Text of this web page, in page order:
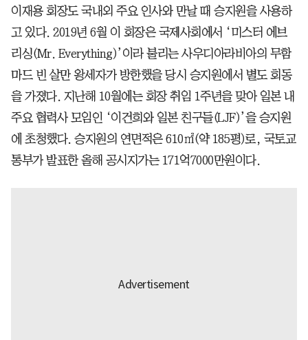
이재용 회장도 국내외 주요 인사와 만날 때 승지원을 사용하
고 있다. 2019년 6월 이 회장은 국제사회에서 ‘미스터 에브
리싱(Mr. Everything)’이라 불리는 사우디아라비아의 무함
마드 빈 살만 왕세자가 방한했을 당시 승지원에서 별도 회동
을 가졌다. 지난해 10월에는 회장 취임 1주년을 맞아 일본 내
주요 협력사 모임인 ‘이건희와 일본 친구들(LJF)’을 승지원
에 초청했다. 승지원의 연면적은 610㎡(약 185평)로, 국토교
통부가 발표한 올해 공시지가는 171억7000만원이다.